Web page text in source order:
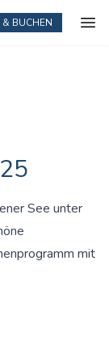
& BUCHEN
See unter
mit